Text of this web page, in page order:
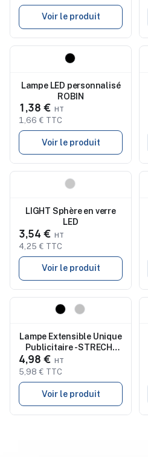
Voir le produit
Lampe LED personnalisé
ROBIN
1,38 €
1,66 € TTC
Voir le produit
LIGHT Sphère en verre
LED
3,54 €
4,25 € TTC
Voir le produit
Lampe Extensible Unique
Publicitaire - STRECH-
TORCH
4,98 €
5,98 € TTC
Voir le produit